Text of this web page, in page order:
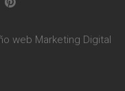
web Marketing Digital